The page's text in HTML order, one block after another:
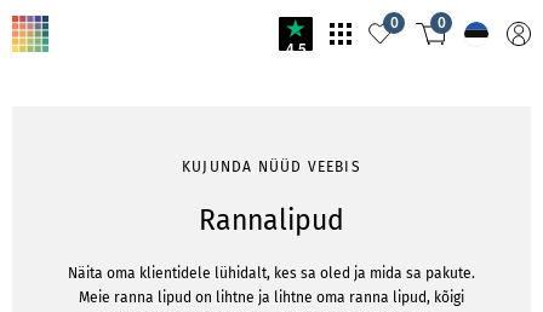
4.5
0 0
KUJUNDA NÜÜD VEEBIS
Rannalipud
Näita oma klientidele lühidalt, kes sa oled ja mida sa pakute.
Meie ranna lipud on lihtne ja lihtne oma ranna lipud, kõigi